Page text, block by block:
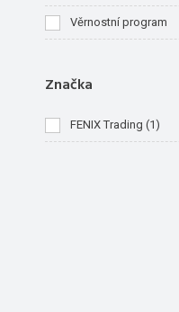
Věrnostní program
Značka
FENIX Trading (1)